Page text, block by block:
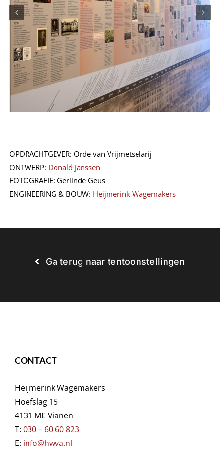
OPDRACHTGEVER: Orde van Vrijmetselarij
ONTWERP: Donald Janssen
FOTOGRAFIE: Gerlinde Geus
ENGINEERING & BOUW: Heijmerink Wagemakers
Ga terug naar tentoonstellingen
CONTACT
Heijmerink Wagemakers
Hoefslag 15
4131 ME Vianen
T: 030 – 60 60 823
E: info@hwva.nl